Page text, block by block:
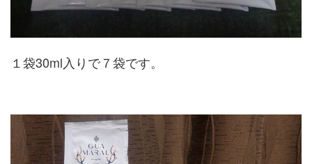
１袋30ml入りで７袋です。